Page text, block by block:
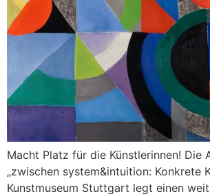
Macht Platz für die Künstlerinnen! Die
„zwischen system&intuition: Konkrete
Kunstmuseum Stuttgart legt einen